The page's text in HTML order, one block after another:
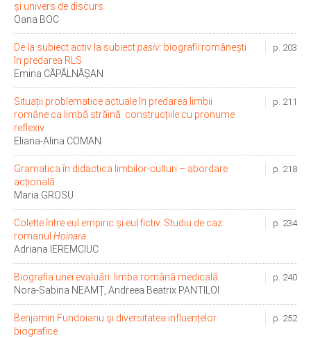
și univers de discurs
Oana BOC
p. 203
De la subiect activ la subiectpasiv: biografii românești
în predarea RLS
Emina CĂPĂLNĂȘAN
p. 211
Situații problematice actuale în predarea limbii
române ca limbă străină: construcțiile cu pronume
reflexiv
Eliana-Alina COMAN
p. 218
Gramatica în didactica limbilor-culturi – abordare
acțională
Maria GROSU
p. 234
Colette între eul empiric și eul fictiv. Studiu de caz:
romanul Hoinara
Adriana IEREMCIUC
p. 240
Biografia unei evaluări: limba română medicală
Nora-Sabina NEAMȚ, Andreea Beatrix PANTILOI
p. 252
Benjamin Fundoianu și diversitatea influențelor
biografice